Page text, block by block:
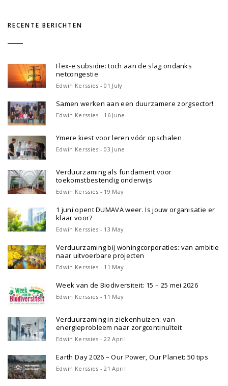
RECENTE BERICHTEN
Flex-e subsidie: toch aan de slag ondanks
netcongestie
Edwin Kerssies - 01 July
Samen werken aan een duurzamere zorgsector!
Edwin Kerssies - 16 June
Ymere kiest voor leren vóór opschalen
Edwin Kerssies - 03 June
Verduurzaming als fundament voor
toekomstbestendig onderwijs
Edwin Kerssies - 19 May
1 juni opent DUMAVA weer. Is jouw organisatie er
klaar voor?
Edwin Kerssies - 13 May
Verduurzaming bij woningcorporaties: van ambitie
naar uitvoerbare projecten
Edwin Kerssies - 11 May
Week van de Biodiversiteit: 15 – 25 mei 2026
Edwin Kerssies - 11 May
Verduurzaming in ziekenhuizen: van
energieprobleem naar zorgcontinuïteit
Edwin Kerssies - 22 April
Earth Day 2026 – Our Power, Our Planet: 50 tips
Edwin Kerssies - 21 April